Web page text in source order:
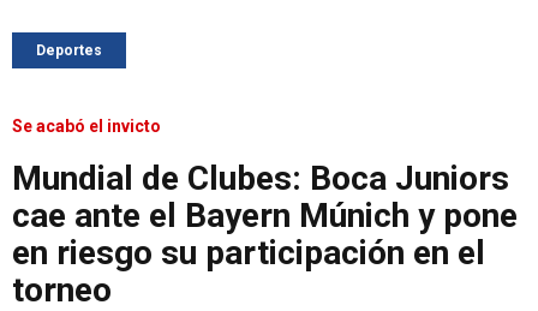
Deportes
Se acabó el invicto
Mundial de Clubes: Boca Juniors
cae ante el Bayern Múnich y pone
en riesgo su participación en el
torneo